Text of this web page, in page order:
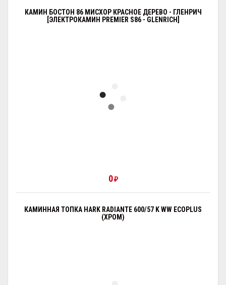
КАМИН БОСТОН 86 МИСХОР КРАСНОЕ ДЕРЕВО - ГЛЕНРИЧ
[ЭЛЕКТРОКАМИН PREMIER S86 - GLENRICH]
0₽
КАМИННАЯ ТОПКА HARK RADIANTE 600/57 K WW ECOPLUS
(ХРОМ)